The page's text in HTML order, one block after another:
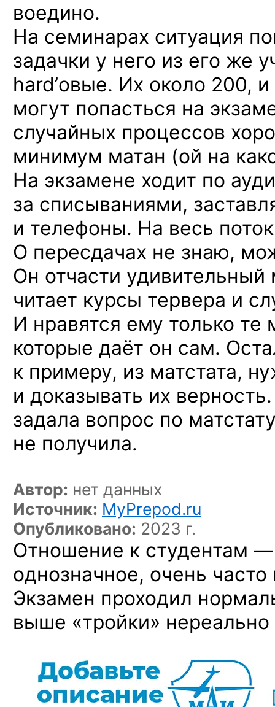
воедино.
На семинарах ситуация
задачки у него из его же
hard’овые. Их около 200,
могут попасться на
случайных процессов
минимум матан (ой на
На экзамене ходит по
за списываниями,
и телефоны. На весь
О пересдачах не знаю,
Он отчасти
читает курсы тервера и
И нравятся ему только
которые даёт он сам.
к примеру, из матстата,
и доказывать их
задала вопрос по
не получила.
Автор: нет данных
Источник: MyPrepod.ru
Опубликовано: 2023 г.
Отношение к студентам —
однозначное, очень часто
Экзамен проходил
выше «тройки»